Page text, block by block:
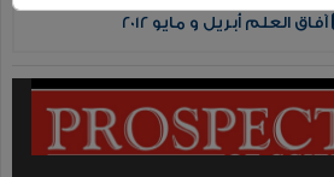
آفاق العلم أبريل و مايو 2012